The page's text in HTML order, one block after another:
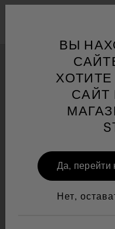
Jacuzzi®
Wellness™
One Page
Вдохновитесь
установки Mир
ВЫ
САЙТ
Да, перейти
Нет,